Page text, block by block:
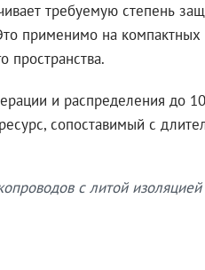
требуемую степень
применимо на
пространства.
и распределения до
сопоставимый с
с литой